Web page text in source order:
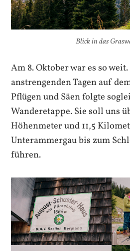
Blick in das
Am 8. Oktober war es so
anstrengenden Tagen auf
Pflügen und Säen folgte
Wanderetappe. Sie soll uns
Höhenmeter und 11,5
Unterammergau bis zum
führen.